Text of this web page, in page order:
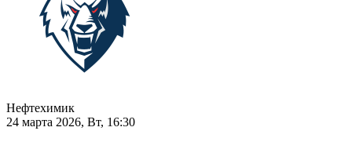
Нефтехимик
24 марта 2026, Вт, 16:30